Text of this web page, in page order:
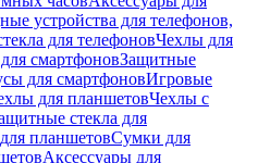
устройства для телефонов,
для телефоновЧехлы для
смартфоновЗащитные
для смартфоновИгровые
для планшетовЧехлы с
стекла для
планшетовСумки для
Аксессуары для